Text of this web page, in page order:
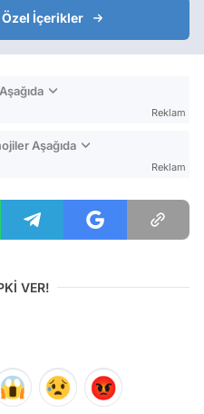
Özel İçerikler
Reklam
Aşağıda
Reklam
VER!